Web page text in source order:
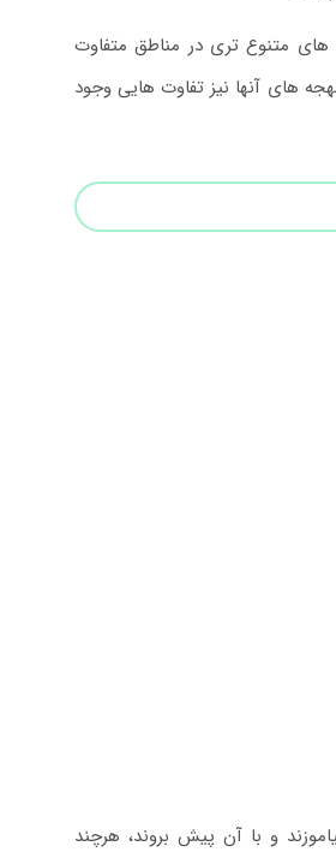
های متنوع تری در مناطق متفاوت
های آنها نیز تفاوت هایی وجود
و با آن پیش بروند، هرچند